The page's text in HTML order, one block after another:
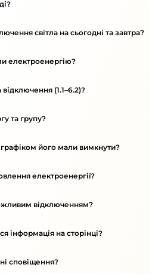
світла на сьогодні та завтра?
електроенергію?
(1.1–6.2)?
та групу?
графіком його мали вимкнути?
електроенергії?
відключенням?
інформація на сторінці?
сповіщення?